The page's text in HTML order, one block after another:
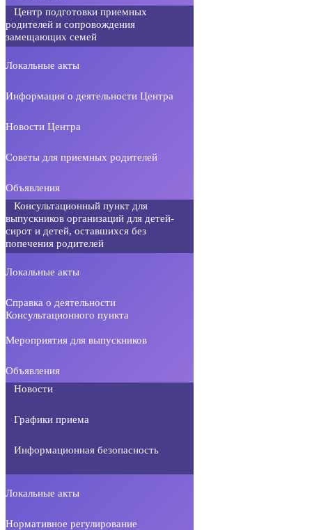
Центр подготовки приемных
родителей и сопровождения
замещающих семей
Локальные акты
Информация о деятельности Центра
Новости Центра
Советы для приемных родителей
Объявления
Консультационный пункт для
выпускников организаций для детей-
сирот и детей, оставшихся без
попечения родителей
Локальные акты
Справка о деятельности
Консультационного пункта
Мероприятия для выпускников
Объявления
Новости
Графики приема
Информационная безопасность
Локальные акты
Нормативное регулирование